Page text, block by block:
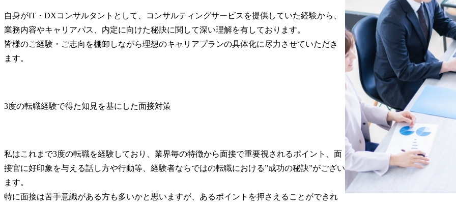
自身がIT・DXコンサルタントとして、コンサルティングサービスを提供していた経験から、
業務内容やキャリアパス、内定に向けた秘訣に関して深い理解を有しております。
皆様のご経験・ご志向を棚卸しながら理想のキャリアプランの具体化に尽力させていただき
ます。
3度の転職経験で得た知見を基にした面接対策
私はこれまで3度の転職を経験しており、業界毎の特徴から面接で重要視されるポイント、面
接官に好印象を与える話し方や行動等、経験者ならではの転職における”成功の秘訣”がござい
ます。
特に面接は苦手意識がある方も多いかと思いますが、あるポイントを押さえることができれ